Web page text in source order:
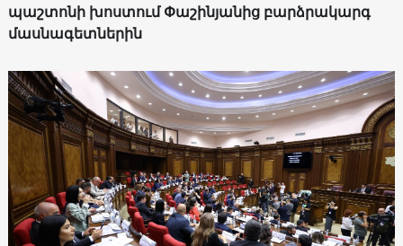
պաշտոնի խոստում Փաշինյանից բարձրակարգ
մասնագետներին